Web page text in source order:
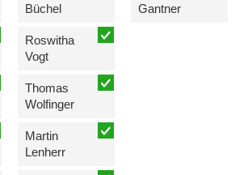
Büchel
Roswitha
Vogt
Thomas
Wolfinger
Martin
Lenherr
Gantner